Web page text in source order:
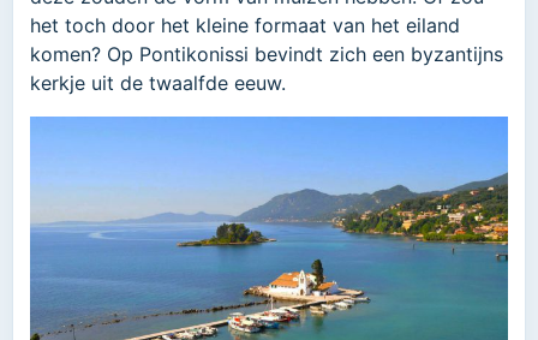
het toch door het kleine formaat van het eiland
komen? Op Pontikonissi bevindt zich een byzantijns
kerkje uit de twaalfde eeuw.